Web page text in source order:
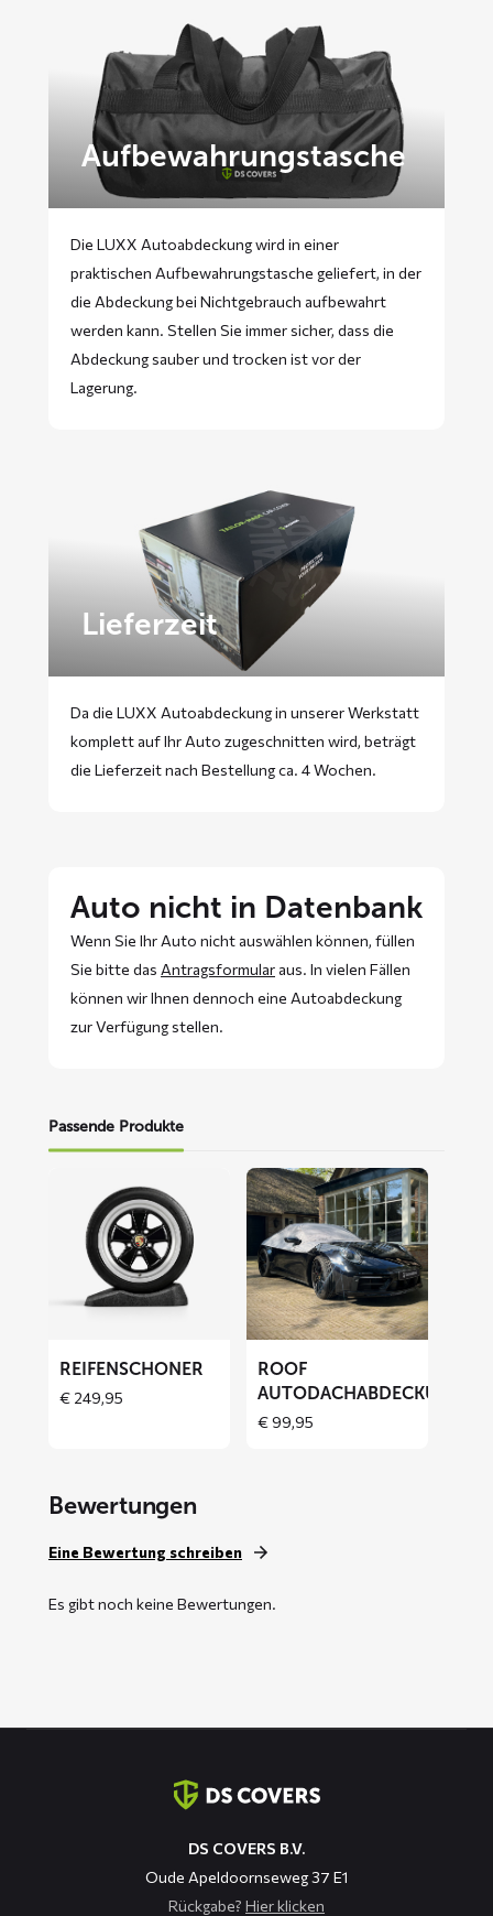
Aufbewahrungstasche
Die LUXX Autoabdeckung wird in einer
praktischen Aufbewahrungstasche geliefert, in der
die Abdeckung bei Nichtgebrauch aufbewahrt
werden kann. Stellen Sie immer sicher, dass die
Abdeckung sauber und trocken ist vor der
Lagerung.
Lieferzeit
Da die LUXX Autoabdeckung in unserer Werkstatt
komplett auf Ihr Auto zugeschnitten wird, beträgt
die Lieferzeit nach Bestellung ca. 4 Wochen.
Auto nicht in Datenbank
Wenn Sie Ihr Auto nicht auswählen können, füllen
Sie bitte das Antragsformular aus. In vielen Fällen
können wir Ihnen dennoch eine Autoabdeckung
zur Verfügung stellen.
Passende Produkte
Reifenschoner
REIFENSCHONER
€249,95
Mehr
lesen
über
ROOF
Autodachabdeckung
ROOF
AUTODACHABDECKUNG
€99,95
Bewertungen
Eine Bewertung schreiben
Es gibt noch keine Bewertungen.
DS COVERS B.V.
Oude Apeldoornseweg 37 E1
Rückgabe? Hier klicken